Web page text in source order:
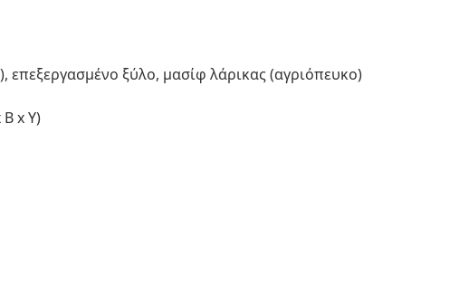
επεξεργασμένο ξύλο, μασίφ λάρικας (αγριόπευκο)
Β x Υ)